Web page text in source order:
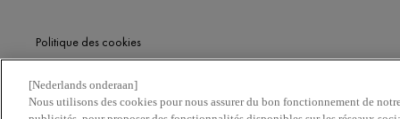
Politique des cookies
Conditions d'Utilisation
[Nederlands onderaan]
Nous utilisons des cookies pour nous assurer du bon fonctionnement de